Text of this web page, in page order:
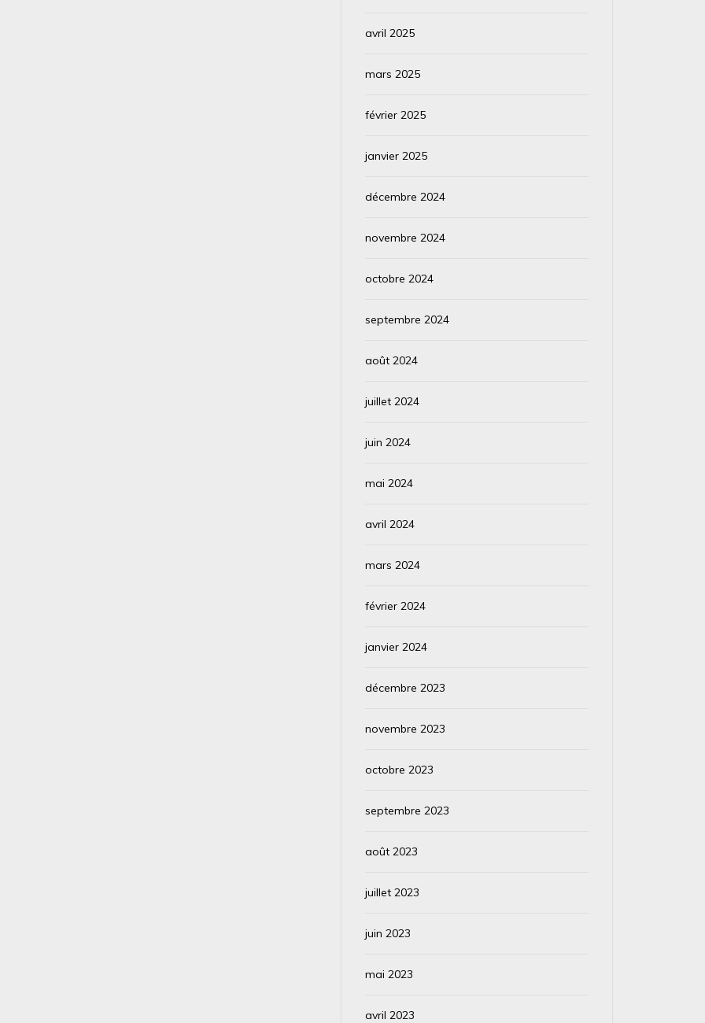
avril 2025
mars 2025
février 2025
janvier 2025
décembre 2024
novembre 2024
octobre 2024
septembre 2024
août 2024
juillet 2024
juin 2024
mai 2024
avril 2024
mars 2024
février 2024
janvier 2024
décembre 2023
novembre 2023
octobre 2023
septembre 2023
août 2023
juillet 2023
juin 2023
mai 2023
avril 2023